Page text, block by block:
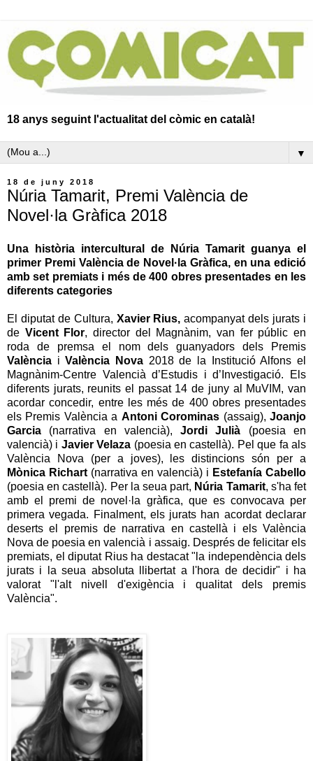
18 anys seguint l'actualitat del còmic en català!
▼
18 de juny 2018
Núria Tamarit, Premi València de
Novel·la Gràfica 2018
Una història intercultural de Núria Tamarit guanya el
primer Premi València de Novel·la Gràfica, en una edició
amb set premiats i més de 400 obres presentades en les
diferents categories
El diputat de Cultura, Xavier Rius,acompanyat dels jurats i
de Vicent Flor, director del Magnànim, van fer públic en
roda de premsa el nom dels guanyadors dels Premis
València iValència Nova 2018 de la Institució Alfons el
Magnànim-Centre Valencià d’Estudis i d’Investigació. Els
diferents jurats, reunits el passat 14 de juny al MuVIM, van
acordar concedir, entre les més de 400 obres presentades
els Premis València a Antoni Corominas (assaig),Joanjo
Garcia (narrativa en valencià),Jordi Julià (poesia en
valencià) i Javier Velaza (poesia en castellà). Pel que fa als
València Nova (per a joves), les distincions són per a
Mònica Richart (narrativa en valencià) i Estefanía Cabello
(poesia en castellà). Per la seua part, Núria Tamarit, s'ha fet
amb el premi de novel·la gràfica, que es convocava per
primera vegada. Finalment, els jurats han acordat declarar
deserts el premis de narrativa en castellà i els València
Nova de poesia en valencià i assaig. Després de felicitar els
premiats, el diputat Rius ha destacat "la independència dels
jurats i la seua absoluta llibertat a l'hora de decidir" i ha
valorat "l'alt nivell d'exigència i qualitat dels premis
València".